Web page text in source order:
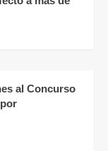
al Concurso